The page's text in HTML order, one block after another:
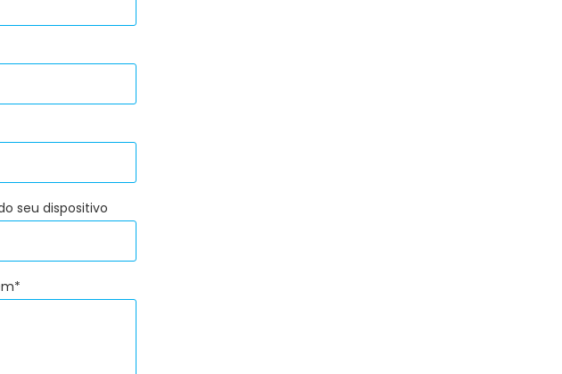
seu dispositivo